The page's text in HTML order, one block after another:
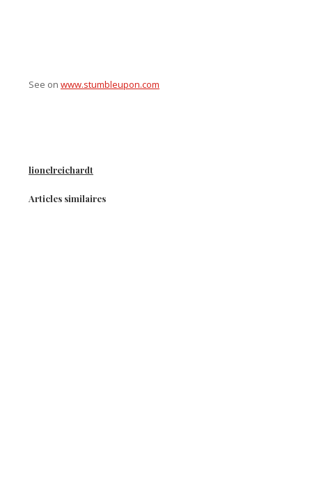
See on www.stumbleupon.com
lionelreichardt
Articles similaires